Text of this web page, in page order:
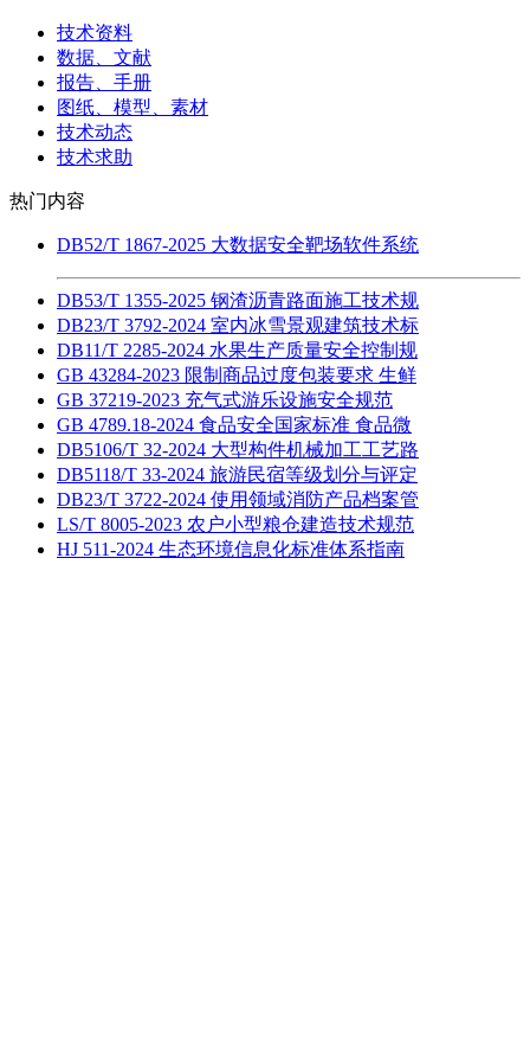
技术资料
数据、文献
报告、手册
图纸、模型、素材
技术动态
技术求助
热门内容
DB52/T 1867-2025 大数据安全靶场软件系统
DB53/T 1355-2025 钢渣沥青路面施工技术规
DB23/T 3792-2024 室内冰雪景观建筑技术标
DB11/T 2285-2024 水果生产质量安全控制规
GB 43284-2023 限制商品过度包装要求 生鲜
GB 37219-2023 充气式游乐设施安全规范
GB 4789.18-2024 食品安全国家标准 食品微
DB5106/T 32-2024 大型构件机械加工工艺路
DB5118/T 33-2024 旅游民宿等级划分与评定
DB23/T 3722-2024 使用领域消防产品档案管
LS/T 8005-2023 农户小型粮仓建造技术规范
HJ 511-2024 生态环境信息化标准体系指南